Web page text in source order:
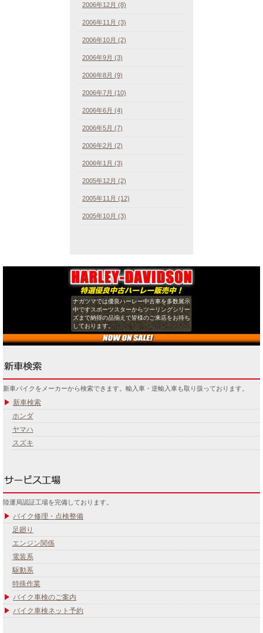
2006年12月 (8)
2006年11月 (3)
2006年10月 (2)
2006年9月 (3)
2006年8月 (9)
2006年7月 (10)
2006年6月 (4)
2006年5月 (7)
2006年2月 (2)
2006年1月 (3)
2005年12月 (2)
2005年11月 (12)
2005年10月 (3)
ナガツマでは優良ハーレー中古車を多数展示
中ですスポーツスターからツーリングシリー
ズまで納得の品揃えで皆様のご来店をお待ち
しております。
新車バイクをメーカーから検索できます。輸入車・逆輸入車も取り扱っております。
新車検索
ホンダ
ヤマハ
スズキ
陸運局認証工場を完備しております。
バイク修理・点検整備
足廻り
エンジン関係
電装系
駆動系
特殊作業
バイク車検のご案内
バイク車検ネット予約